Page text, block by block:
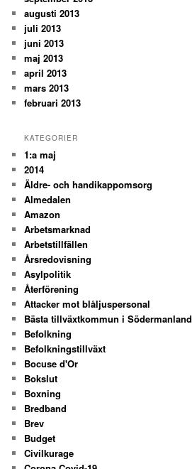
augusti 2013
juli 2013
juni 2013
maj 2013
april 2013
mars 2013
februari 2013
KATEGORIER
1:a maj
2014
Äldre- och handikappomsorg
Almedalen
Amazon
Arbetsmarknad
Arbetstillfällen
Årsredovisning
Asylpolitik
Återförening
Attacker mot blåljuspersonal
Bästa tillväxtkommun i Södermanland
Befolkning
Befolkningstillväxt
Bocuse d'Or
Bokslut
Boxning
Bredband
Brev
Budget
Civilkurage